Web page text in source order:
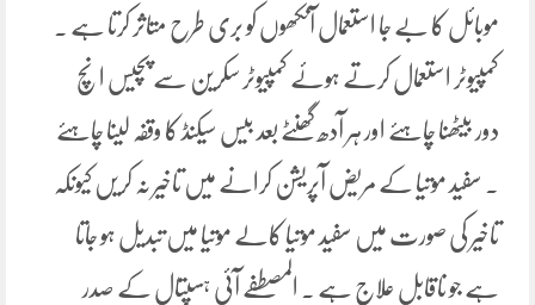
موبائل کا بے جا استعمال آنکھوں کو بری طرح متاثر کرتا ہے ۔
کمپیوٹر استعمال کرتے ہوئے کمپیوٹر سکرین سے پچیس انچ
دور بیٹھنا چاہئے اور ہر آدھ گھنٹے بعد بیس سیکنڈ کا وقفہ لینا چاہئے
۔ سفید موتیا کے مریض آپریشن کرانے میں تاخیر نہ کریں کیونکہ
تاخیر کی صورت میں سفید موتیا کالے موتیا میں تبدیل ہو جاتا
ہے جو ناقابل علاج ہے ۔ المصطفے آئی ہسپتال کے صدر